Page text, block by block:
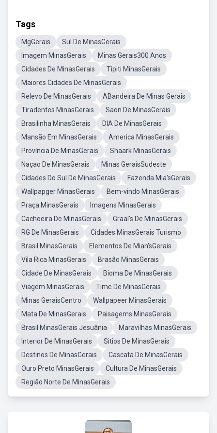
Tags
MgGerais
Sul De MinasGerais
Imagem MinasGerais
Minas Gerais300 Anos
Cidades De MinasGerais
Tipiti MinasGerais
Maiores Cidades De MinasGerais
Relevo De MinasGerais
ABandeira De Minas Gerais
Tiradentes MinasGerais
Saon De MinasGerais
Brasilinha MinasGerais
DIA De MinasGerais
Mansão Em MinasGerais
America MinasGerais
Província De MinasGerais
Shaark MinasGerais
Naçao De MinasGerais
Minas GeraisSudeste
Cidades Do Sul De MinasGerais
Fazenda Mia'sGerais
Wallpapger MinasGerais
Bem-vindo MinasGerais
Praça MinasGerais
Imagens MinasGerais
Cachoeira De MinasGerais
Graal's De MinasGerais
RG De MinasGerais
Cidades MinasGerais Turismo
Brasil MinasGerais
Elementos De Mian'sGerais
Vila Rica MinasGerais
Brasão MinasGerais
Cidade De MinasGerais
Bioma De MinasGerais
Viagem MinasGerais
Time De MinasGerais
Minas GeraisCentro
Wallpapeer MinasGerais
Mata De MinasGerais
Paisagems MinasGerais
Brasil MinasGerais Jesuânia
Maravilhas MinasGerais
Interior De MinasGerais
Sitios De MinasGerais
Destinos De MinasGerais
Cascata De MinasGerais
Ouro Preto MinasGerais
Cultura De MinasGerais
Região Norte De MinasGerais